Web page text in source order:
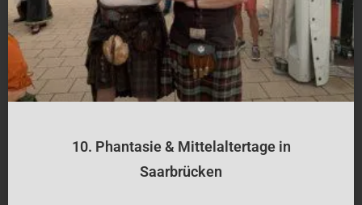
10. Phantasie & Mittelaltertage in
Saarbrücken